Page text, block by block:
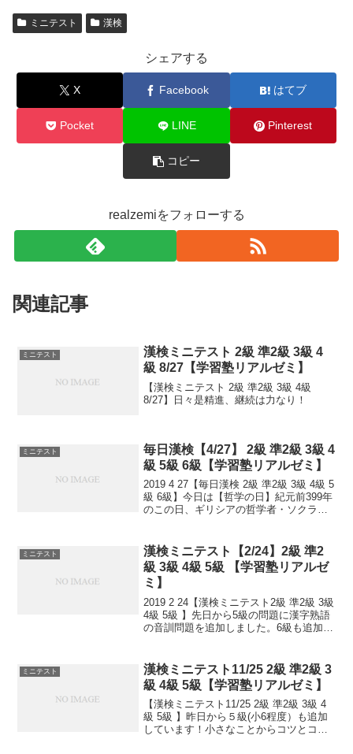
ミニテスト 漢検
シェアする
X Facebook はてブ
Pocket LINE Pinterest
コピー
realzemiをフォローする
関連記事
ミニテスト
漢検ミニテスト 2級 準2級 3級 4
級 8/27【学習塾リアルゼミ】
【漢検ミニテスト 2級 準2級 3級 4級
8/27】日々是精進、継続は力なり！
ミニテスト
毎日漢検【4/27】 2級 準2級 3級 4
級 5級 6級【学習塾リアルゼミ】
2019 4 27【毎日漢検 2級 準2級 3級 4級 5
級 6級】今日は【哲学の日】紀元前399年
のこの日、ギリシアの哲学者・ソクラテ
くなりました。アテナイ(現在のアテ...
ミニテスト
漢検ミニテスト【2/24】2級 準2
級 3級 4級 5級 【学習塾リアルゼ
ミ】
2019 2 24【漢検ミニテスト2級 準2級 3級
4級 5級 】先日から5級の問題に漢字熟語
の音訓問題を追加しました。6級も追加し
歩から。 日々是精進、継続は力...
ミニテスト
漢検ミニテスト11/25 2級 準2級 3
級 4級 5級【学習塾リアルゼミ】
【漢検ミニテスト11/25 2級 準2級 3級 4
級 5級 】昨日から５級(小6程度）も追加
しています！小さなことからコツとコツ